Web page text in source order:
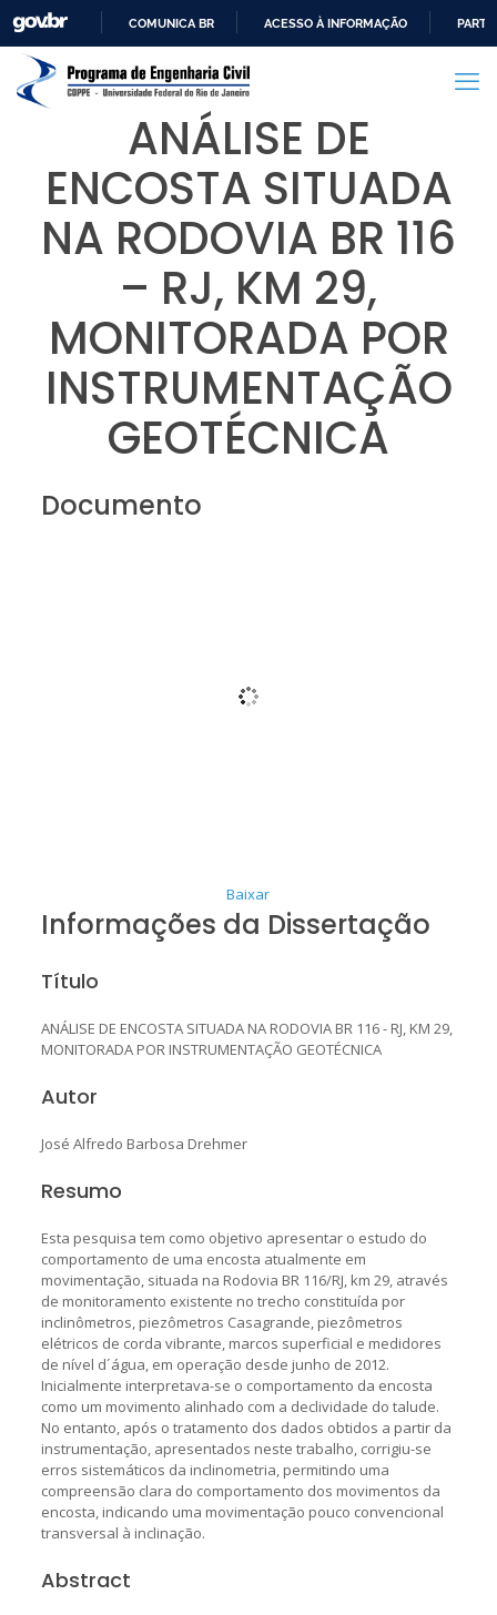
PARA
CONTEÚDO
COMUNICA BR ACESSO À INFORMAÇÃO
ANÁLISE DE
ENCOSTA SITUADA
NA RODOVIA BR 116
– RJ, KM 29,
MONITORADA POR
INSTRUMENTAÇÃO
GEOTÉCNICA
Documento
Baixar
Informações da Dissertação
Título
ANÁLISE DE ENCOSTA SITUADA NA RODOVIA BR 116 - RJ, KM 29,
MONITORADA POR INSTRUMENTAÇÃO GEOTÉCNICA
Autor
José Alfredo Barbosa Drehmer
Resumo
Esta pesquisa tem como objetivo apresentar o estudo do
comportamento de uma encosta atualmente em
movimentação, situada na Rodovia BR 116/RJ, km 29, através
de monitoramento existente no trecho constituída por
inclinômetros, piezômetros Casagrande, piezômetros
elétricos de corda vibrante, marcos superficial e medidores
de nível d´água, em operação desde junho de 2012.
Inicialmente interpretava-se o comportamento da encosta
como um movimento alinhado com a declividade do talude.
No entanto, após o tratamento dos dados obtidos a partir da
instrumentação, apresentados neste trabalho, corrigiu-se
erros sistemáticos da inclinometria, permitindo uma
compreensão clara do comportamento dos movimentos da
encosta, indicando uma movimentação pouco convencional
transversal à inclinação.
Abstract